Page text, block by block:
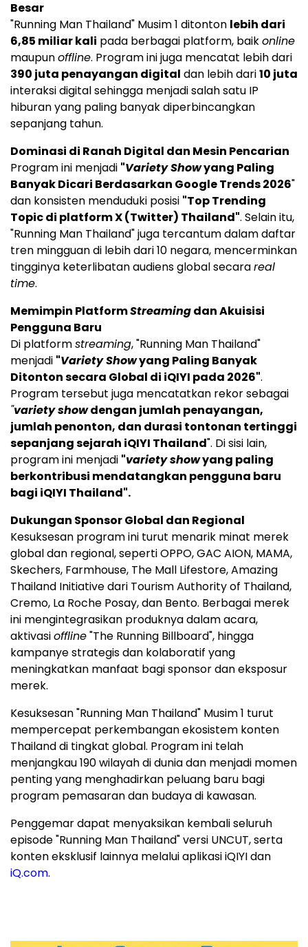
Besar
"Running Man Thailand" Musim 1 ditonton lebih dari
6,85 miliar kali pada berbagai platform, baikonline
maupunoffline. Program ini juga mencatat lebih dari
390 juta penayangan digital dan lebih dari10 juta
interaksi digital sehingga menjadi salah satu IP
hiburan yang paling banyak diperbincangkan
sepanjang tahun.
Dominasi di Ranah Digital dan Mesin Pencarian
Program ini menjadi "Variety Showyang Paling
Banyak Dicari Berdasarkan Google Trends 2026"
dan konsisten menduduki posisi "Top Trending
Topic di platform X (Twitter) Thailand". Selain itu,
"Running Man Thailand" juga tercantum dalam daftar
tren mingguan di lebih dari 10 negara, mencerminkan
tingginya keterlibatan audiens global secarareal
time.
Memimpin PlatformStreamingdan Akuisisi
Pengguna Baru
Di platformstreaming, "Running Man Thailand"
menjadi "Variety Showyang Paling Banyak
Ditonton secara Global di iQIYI pada 2026".
Program tersebut juga mencatatkan rekor sebagai
"variety showdengan jumlah penayangan,
jumlah penonton, dan durasi tontonan tertinggi
sepanjang sejarah iQIYI Thailand". Di sisi lain,
program ini menjadi "variety showyang paling
berkontribusi mendatangkan pengguna baru
bagi iQIYI Thailand".
Dukungan Sponsor Global dan Regional
Kesuksesan program ini turut menarik minat merek
global dan regional, seperti OPPO, GAC AION, MAMA,
Skechers, Farmhouse, The Mall Lifestore, Amazing
Thailand Initiative dari Tourism Authority of Thailand,
Cremo, La Roche Posay, dan Bento. Berbagai merek
ini mengintegrasikan produknya dalam acara,
aktivasioffline"The Running Billboard", hingga
kampanye strategis dan kolaboratif yang
meningkatkan manfaat bagi sponsor dan eksposur
merek.
Kesuksesan "Running Man Thailand" Musim 1 turut
mempercepat perkembangan ekosistem konten
Thailand di tingkat global. Program ini telah
menjangkau 190 wilayah di dunia dan menjadi momen
penting yang menghadirkan peluang baru bagi
program pemasaran dan budaya di kawasan.
Penggemar dapat menyaksikan kembali seluruh
episode "Running Man Thailand" versi UNCUT, serta
konten eksklusif lainnya melalui aplikasi iQIYI dan
iQ.com.